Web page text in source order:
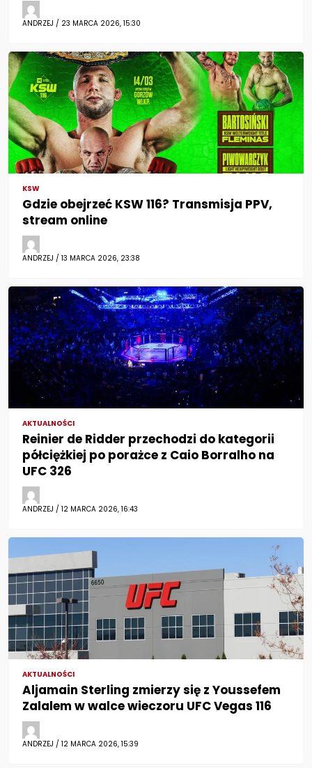
ANDRZEJ / 23 MARCA 2026, 15:30
KSW
Gdzie obejrzeć KSW 116? Transmisja PPV,
stream online
ANDRZEJ / 13 MARCA 2026, 23:38
AKTUALNOŚCI
Reinier de Ridder przechodzi do kategorii
półciężkiej po porażce z Caio Borralho na
UFC 326
ANDRZEJ / 12 MARCA 2026, 16:43
AKTUALNOŚCI
Aljamain Sterling zmierzy się z Youssefem
Zalalem w walce wieczoru UFC Vegas 116
ANDRZEJ / 12 MARCA 2026, 15:39